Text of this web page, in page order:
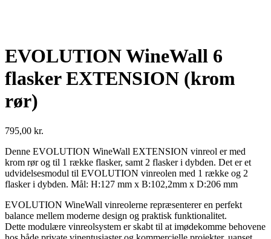
EVOLUTION WineWall 6
flasker EXTENSION (krom
rør)
795,00 kr.
Denne EVOLUTION WineWall EXTENSION vinreol er med
krom rør og til 1 række flasker, samt 2 flasker i dybden. Det er et
udvidelsesmodul til EVOLUTION vinreolen med 1 række og 2
flasker i dybden. Mål: H:127 mm x B:102,2mm x D:206 mm
EVOLUTION WineWall vinreolerne repræsenterer en perfekt
balance mellem moderne design og praktisk funktionalitet.
Dette modulære vinreolsystem er skabt til at imødekomme behovene